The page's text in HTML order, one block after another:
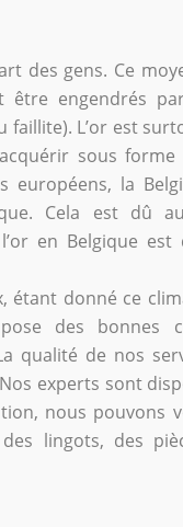
des gens. Ce
engendrés
L’or est
sous forme
européens, la
Cela est dû
en Belgique
étant donné ce
des bonnes
qualité de nos
experts sont
nous pouvons
lingots, des